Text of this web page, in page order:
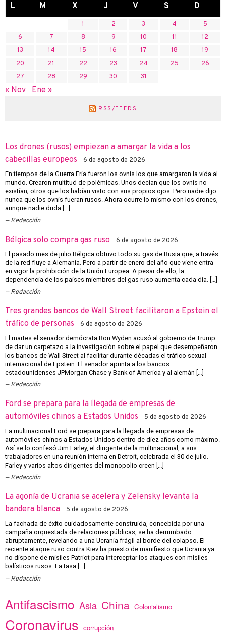
L M X J V S D
1 2 3 4
5
6
7 8 9 10 11
12
13
14 15 16 17 18
19
20
21 22 23 24 25
26
27
28 29 30 31
« Nov Ene »
RSS/FEEDS
Los drones (rusos) empiezan a amargar la vida a los
cabecillas europeos
6 de agosto de 2026
En tiempos de la Guerra Fría fueron los ovnis los que amargaron la vida al
mundo. Crearon multitud de polémicas. Unos decían que los ovnis no
existían; otros que los habían visto con sus propios ojos. Pero nadie dijo
nunca que los ovnis fueran rusos. Ahora ocurre lo mismo con los drones,
aunque nadie duda […]
Redacción
Bélgica solo compra gas ruso 6 de agosto de 2026
El pasado mes de julio Bélgica obtuvo todo su gas de Rusia que, a través
de la red fluye a Alemania. Pero a partir de enero del año que viene entra
en vigor la prohibición de la Unión Europea. A pesar de ello, la
dependencia de los países miembros del gas ruso aumenta cada dia. […]
Redacción
Tres grandes bancos de Wall Street facilitaron a Epstein el
tráfico de personas
6 de agosto de 2026
El martes el senador demócrata Ron Wyden acusó al gobierno de Trump
de dar un carpetazo a la investigación sobre el papel que desempeñaron
los bancos de Wall Street al facilitar durante décadas el tráfico sexual
internacional de Epstein. El senador apunta a los bancos
estadounidenses JPMorgan Chase y Bank of America y al alemán […]
Redacción
Ford se prepara para la llegada de empresas de
automóviles chinos a Estados Unidos
5 de agosto de 2026
La multinacional Ford se prepara para la llegada de empresas de
automóviles chinos a Estados Unidos dentro de diez años como máximo.
Así se lo confesó Jim Farley, el dirigente de la multinacional, a sus
trabajadores en una reunión interna en Detroit, celebrada el 30 de julio.
Farley y varios altos dirigentes del monopolio creen […]
Redacción
La agonía de Ucrania se acelera y Zelensky levanta la
bandera blanca
5 de agosto de 2026
La fachada de éxito cuidadosamente construida, concebida por una
campaña orquestada de relaciones públicas, se ha derrumbado
abruptamente, revelando a una Ucrania frágil al borde del colapso. El
reciente ataque ruso contra Kiev ha puesto de manifiesto que Ucrania ya
no dispone de misiles Patriot para interceptar los ataques con misiles
balísticos rusos. La tasa […]
Redacción
Antifascismo Asia China Colonialismo
Coronavirus corrupción